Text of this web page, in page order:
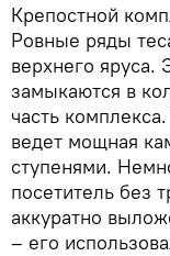
Крепостной
Ровные ряды
верхнего яруса.
замыкаются в
часть
ведет мощная
ступенями.
посетитель без
аккуратно
– его